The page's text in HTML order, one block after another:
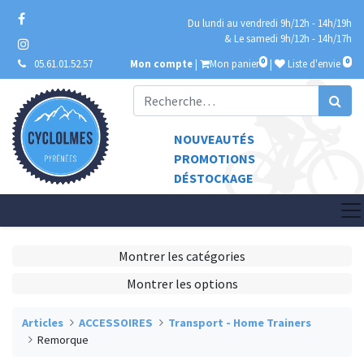
Du lundi au vendredi 9h/12h - 14h/19h
& Le samedi 9h/12h - 14h/17h
05.61.01.52.57
Mon compte | Mon panier 0 | Liste d'envie 0
NOUVEAUTÉS
PROMOTIONS
DÉSTOCKAGE
Montrer les catégories
Montrer les options
Articles ACCESSOIRES
Transport - Home Trainers
Remorque